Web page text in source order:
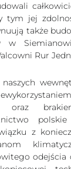
tym jej
także
w
Rur
oraz
z